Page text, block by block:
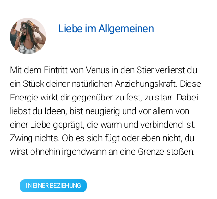
Liebe im Allgemeinen
Mit dem Eintritt von Venus in den Stier verlierst du
ein Stück deiner natürlichen Anziehungskraft. Diese
Energie wirkt dir gegenüber zu fest, zu starr. Dabei
liebst du Ideen, bist neugierig und vor allem von
einer Liebe geprägt, die warm und verbindend ist.
Zwing nichts. Ob es sich fügt oder eben nicht, du
wirst ohnehin irgendwann an eine Grenze stoßen.
IN EINER BEZIEHUNG